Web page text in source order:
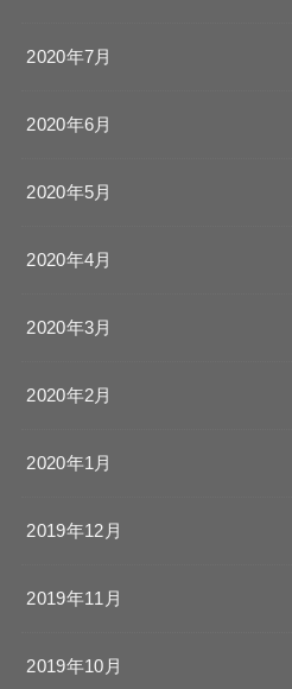
2020年7月
2020年6月
2020年5月
2020年4月
2020年3月
2020年2月
2020年1月
2019年12月
2019年11月
2019年10月